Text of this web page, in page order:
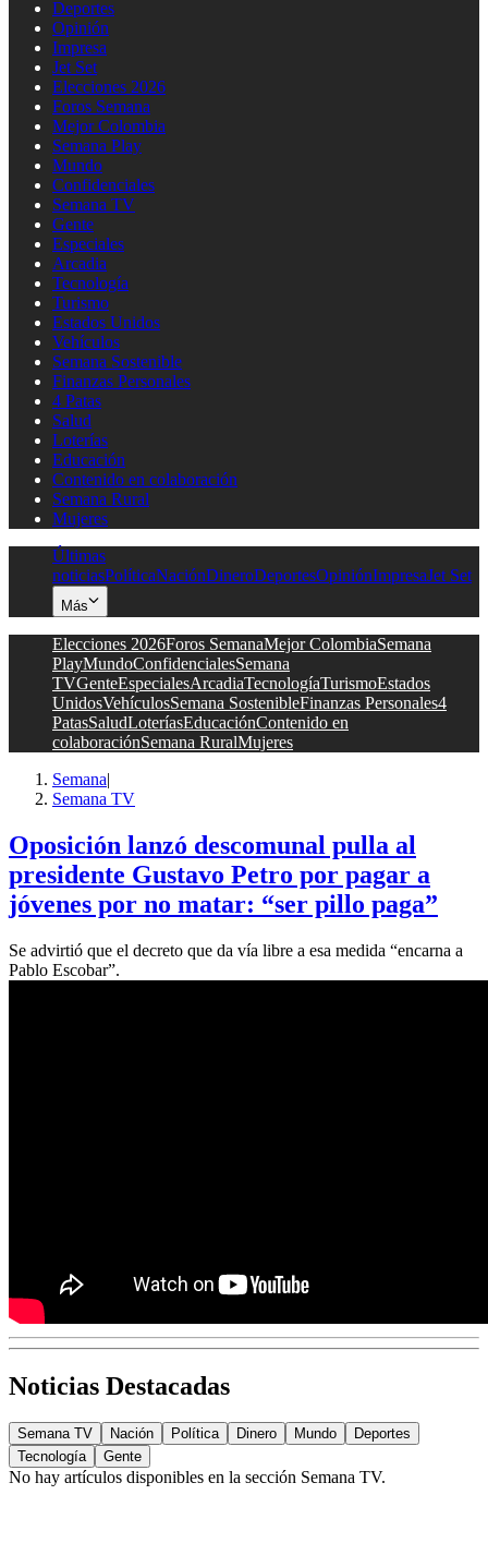
Deportes
Opinión
Impresa
Jet Set
Elecciones 2026
Foros Semana
Mejor Colombia
Semana Play
Mundo
Confidenciales
Semana TV
Gente
Especiales
Arcadia
Tecnología
Turismo
Estados Unidos
Vehículos
Semana Sostenible
Finanzas Personales
4 Patas
Salud
Loterías
Educación
Contenido en colaboración
Semana Rural
Mujeres
Últimas
noticiasPolíticaNaciónDineroDeportesOpiniónImpresaJet Set
Más
Elecciones 2026Foros SemanaMejor ColombiaSemana
PlayMundoConfidencialesSemana
TVGenteEspecialesArcadiaTecnologíaTurismoEstados
UnidosVehículosSemana SostenibleFinanzas Personales4
PatasSaludLoteríasEducaciónContenido en
colaboraciónSemana RuralMujeres
Semana|
Semana TV
Oposición lanzó descomunal pulla al
presidente Gustavo Petro por pagar a
jóvenes por no matar: “ser pillo paga”
Se advirtió que el decreto que da vía libre a esa medida “encarna a
Pablo Escobar”.
Noticias Destacadas
Semana TV Nación Política Dinero Mundo
Deportes
Tecnología
Gente
No hay artículos disponibles en la sección Semana TV.